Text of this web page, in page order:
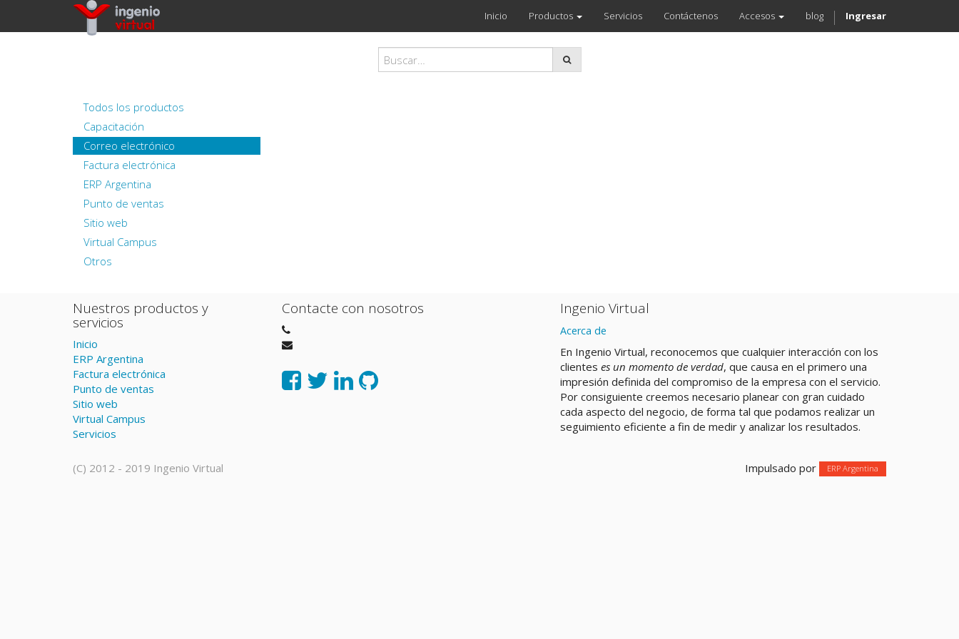
Inicio Productos Servicios Contáctenos Accesos blog Ingresar
Todos los productos
Capacitación
Correo electrónico
Factura electrónica
ERP Argentina
Punto de ventas
Sitio web
Virtual Campus
Otros
Nuestros productos y
servicios
Inicio
ERP Argentina
Factura electrónica
Punto de ventas
Sitio web
Virtual Campus
Servicios
Contacte con nosotros Ingenio Virtual
Acerca de
En Ingenio Virtual, reconocemos que cualquier interacción con los
clientes es un momento de verdad, que causa en el primero una
impresión definida del compromiso de la empresa con el servicio.
Por consiguiente creemos necesario planear con gran cuidado
cada aspecto del negocio, de forma tal que podamos realizar un
seguimiento eficiente a fin de medir y analizar los resultados.
Impulsado por ERP Argentina
(C) 2012 - 2019 Ingenio Virtual